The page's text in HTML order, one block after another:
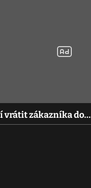
vrátit zákazníka do…